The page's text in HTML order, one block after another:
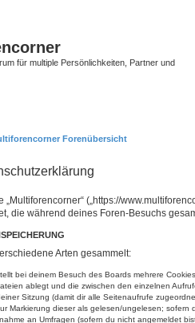
für multiple Persönlichkeiten, Partner und
Forenübersicht
(„https://
die während deines Foren-Besuchs
Arten gesammelt:
bei deinem Besuch des Boards mehrere
ablegt und die zwischen den einzelnen
Sitzung (damit dir alle Seitenaufrufe
Markierung dieser als gelesen/ungelesen; sofern
an Umfragen (sofern du nicht angemeldet